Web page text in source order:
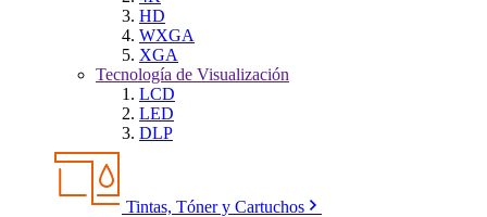
HD
WXGA
XGA
Tecnología de Visualización
LCD
LED
DLP
Tintas, Tóner y Cartuchos